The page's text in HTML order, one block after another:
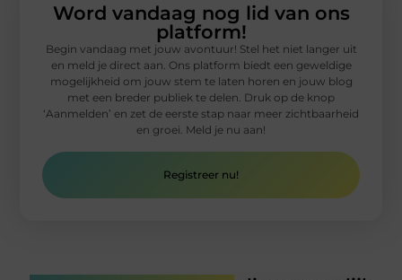
Word vandaag nog lid van ons
platform!
Begin vandaag met jouw avontuur! Stel het niet langer uit
en meld je direct aan. Ons platform biedt een geweldige
mogelijkheid om jouw stem te laten horen en jouw blog
met een breder publiek te delen. Druk op de knop
‘Aanmelden’ en zet de eerste stap naar meer zichtbaarheid
en groei. Meld je nu aan!
Registreer nu!